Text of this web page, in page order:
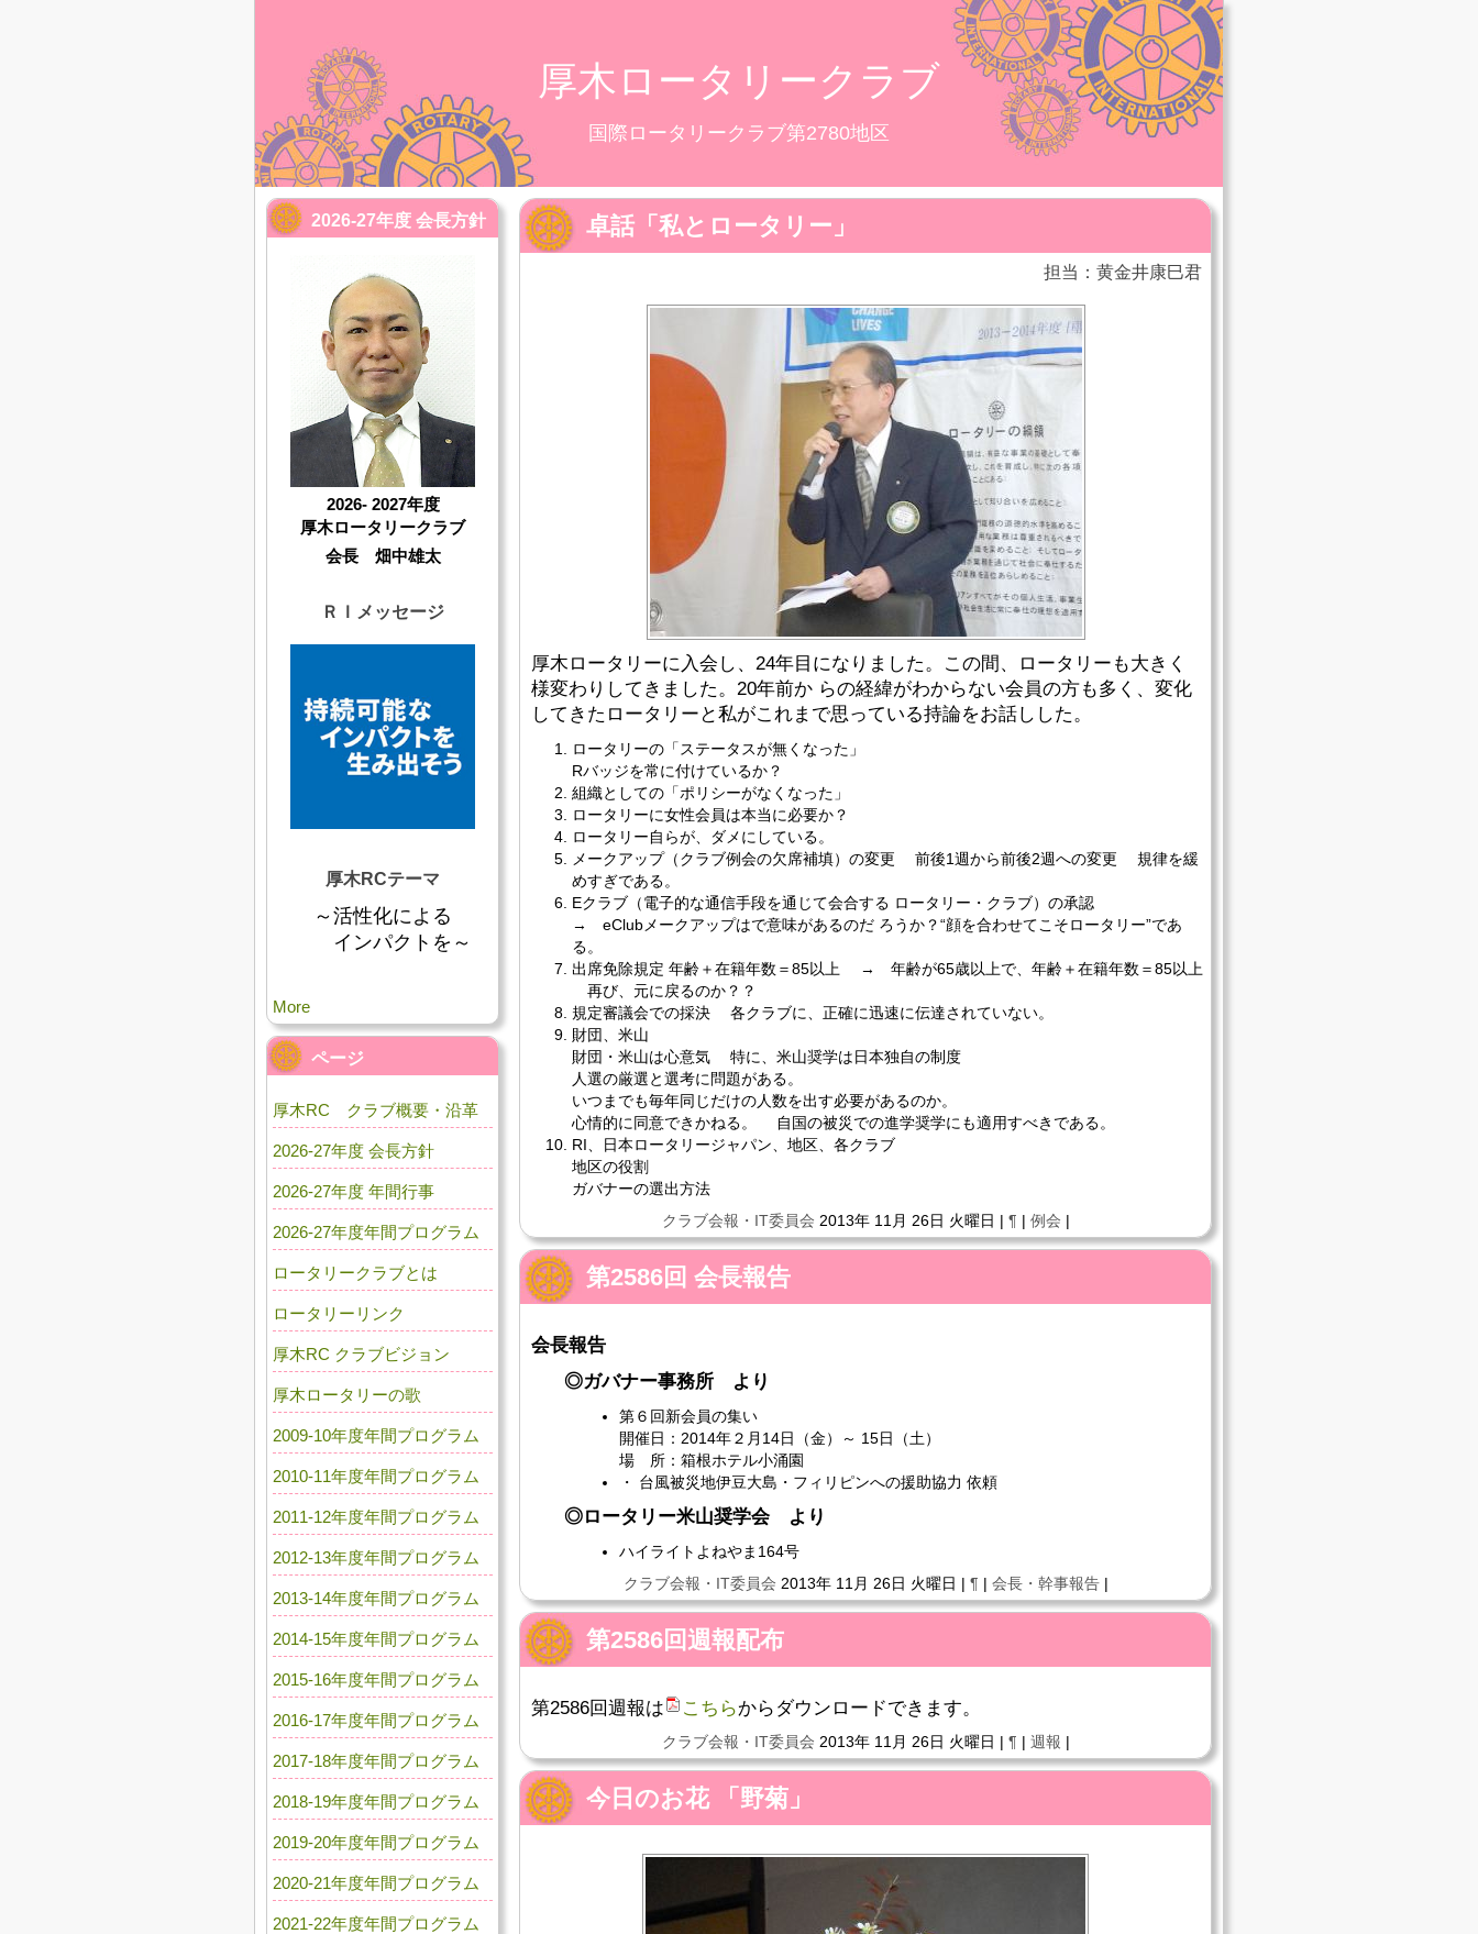
厚木ロータリークラブ
国際ロータリークラブ第2780地区
卓話「私とロータリー」
担当：黄金井康巳君
厚木ロータリーに入会し、24年目になりました。この間、ロータリーも大きく
様変わりしてきました。20年前か らの経緯がわからない会員の方も多く、変化
してきたロータリーと私がこれまで思っている持論をお話しした。
ロータリーの「ステータスが無くなった」
Rバッジを常に付けているか？
組織としての「ポリシーがなくなった」
ロータリーに女性会員は本当に必要か？
ロータリー自らが、ダメにしている。
メークアップ（クラブ例会の欠席補填）の変更 前後1週から前後2週への変更 規律を緩
めすぎである。
Eクラブ（電子的な通信手段を通じて会合する ロータリー・クラブ）の承認
→ eClubメークアップはで意味があるのだ ろうか？“顔を合わせてこそロータリー”であ
る。
出席免除規定 年齢＋在籍年数＝85以上 → 年齢が65歳以上で、年齢＋在籍年数＝85以上
再び、元に戻るのか？？
規定審議会での採決 各クラブに、正確に迅速に伝達されていない。
財団、米山
財団・米山は心意気 特に、米山奨学は日本独自の制度
人選の厳選と選考に問題がある。
いつまでも毎年同じだけの人数を出す必要があるのか。
心情的に同意できかねる。 自国の被災での進学奨学にも適用すべきである。
RI、日本ロータリージャパン、地区、各クラブ
地区の役割
ガバナーの選出方法
クラブ会報・IT委員会 2013年 11月 26日 火曜日 | ¶ | 例会 |
第2586回 会長報告
会長報告
◎ガバナー事務所 より
第６回新会員の集い
開催日：2014年２月14日（金）～ 15日（土）
場 所：箱根ホテル小涌園
・ 台風被災地伊豆大島・フィリピンへの援助協力 依頼
◎ロータリー米山奨学会 より
ハイライトよねやま164号
クラブ会報・IT委員会 2013年 11月 26日 火曜日 | ¶ | 会長・幹事報告|
第2586回週報配布
第2586回週報は こちらからダウンロードできます。
クラブ会報・IT委員会 2013年 11月 26日 火曜日 | ¶ | 週報 |
今日のお花 「野菊」
2026-27年度 会長方針
2026- 2027年度
厚木ロータリークラブ
会長 畑中雄太
ＲＩメッセージ
厚木RCテーマ
～活性化による
インパクトを～
More
ページ
厚木RC クラブ概要・沿革
2026-27年度 会長方針
2026-27年度 年間行事
2026-27年度年間プログラム
ロータリークラブとは
ロータリーリンク
厚木RC クラブビジョン
厚木ロータリーの歌
2009-10年度年間プログラム
2010-11年度年間プログラム
2011-12年度年間プログラム
2012-13年度年間プログラム
2013-14年度年間プログラム
2014-15年度年間プログラム
2015-16年度年間プログラム
2016-17年度年間プログラム
2017-18年度年間プログラム
2018-19年度年間プログラム
2019-20年度年間プログラム
2020-21年度年間プログラム
2021-22年度年間プログラム